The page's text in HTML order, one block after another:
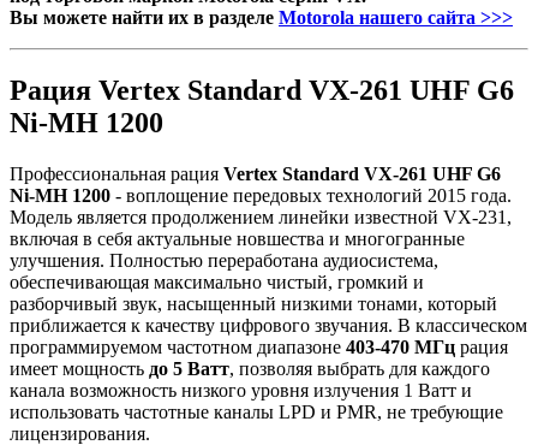
Вы можете найти их в разделе Motorola нашего сайта >>>
Рация Vertex Standard VX-261 UHF G6
Ni-MH 1200
Профессиональная рация Vertex Standard VX-261 UHF G6
Ni-MH 1200 - воплощение передовых технологий 2015 года.
Модель является продолжением линейки известной VX-231,
включая в себя актуальные новшества и многогранные
улучшения. Полностью переработана аудиосистема,
обеспечивающая максимально чистый, громкий и
разборчивый звук, насыщенный низкими тонами, который
приближается к качеству цифрового звучания. В классическом
программируемом частотном диапазоне 403-470 МГц рация
имеет мощность до 5 Ватт, позволяя выбрать для каждого
канала возможность низкого уровня излучения 1 Ватт и
использовать частотные каналы LPD и PMR, не требующие
лицензирования.